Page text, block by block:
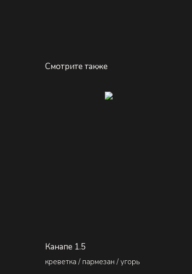
Смотрите также
Канапе 1.5
креветка / пармезан / угорь